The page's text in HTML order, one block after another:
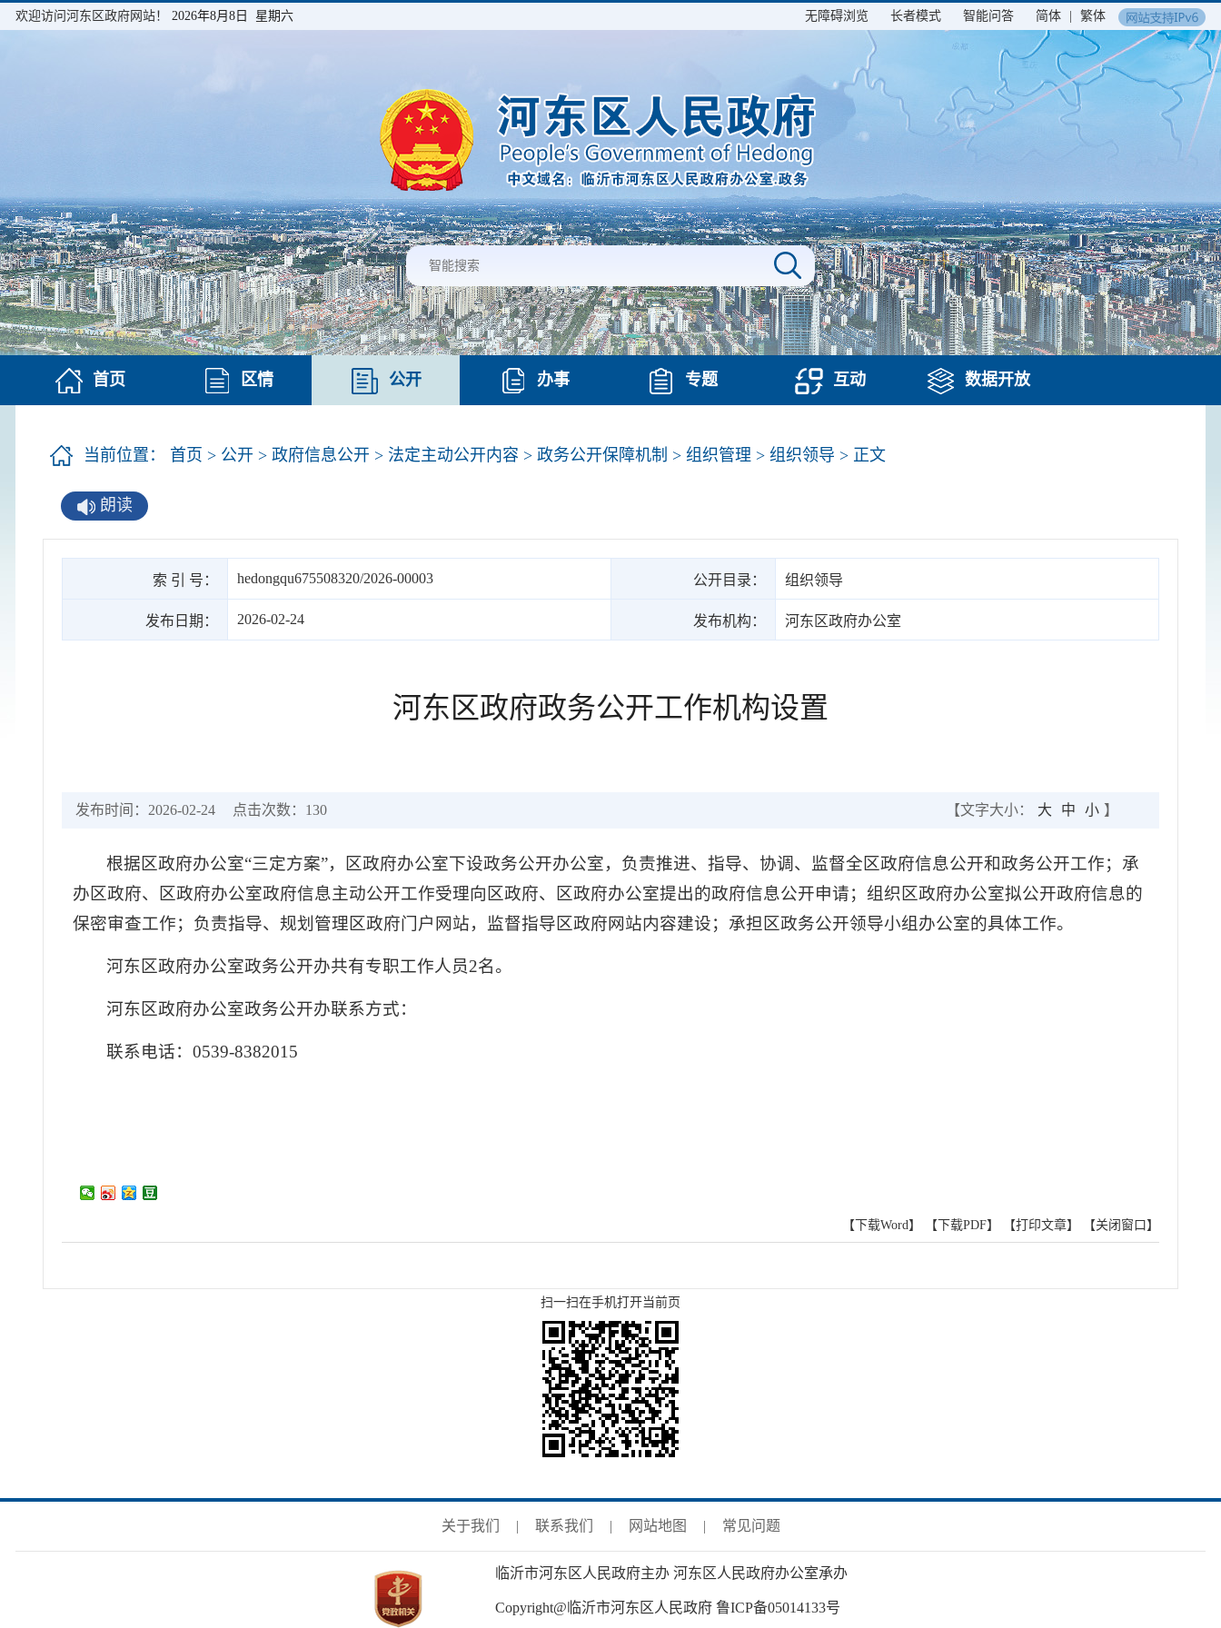
欢迎访问河东区政府网站！ 2026年8月8日 星期六 无障碍浏览 长者模式 智能问答 简体 繁体
首页 区情 公开 办事 专题 互动 数据开放
当前位置： 首页 > 公开 > 政府信息公开 > 法定主动公开内容 > 政务公开保障机制 > 组织管理 > 组织领导 > 正文
朗读
索 引 号： hedongqu675508320/2026-00003 公开目录： 组织领导
发布日期： 2026-02-24 发布机构： 河东区政府办公室
河东区政府政务公开工作机构设置
发布时间：2026-02-24 点击次数： 130 【文字大小： 大 中 小 】
根据区政府办公室“三定方案”，区政府办公室下设政务公开办公室，负责推进、指导、协调、监督全区政府信息公开和政务公开工作；承
办区政府、区政府办公室政府信息主动公开工作受理向区政府、区政府办公室提出的政府信息公开申请；组织区政府办公室拟公开政府信息的
保密审查工作；负责指导、规划管理区政府门户网站，监督指导区政府网站内容建设；承担区政务公开领导小组办公室的具体工作。
河东区政府办公室政务公开办共有专职工作人员2名。
河东区政府办公室政务公开办联系方式：
联系电话：0539-8382015
【下载Word】 【下载PDF】 【打印文章】 【关闭窗口】
扫一扫在手机打开当前页
关于我们 | 联系我们 | 网站地图 | 常见问题
临沂市河东区人民政府主办 河东区人民政府办公室承办
Copyright@临沂市河东区人民政府 鲁ICP备05014133号